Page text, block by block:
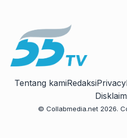
Tentang kamiRedaksiPrivacy
© Collabmedia.net 2026.